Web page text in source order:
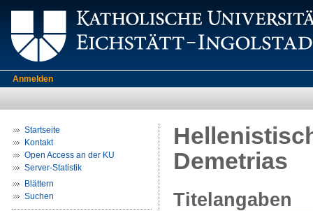
Anmelden
Startseite
Kontakt
Open Access an der KU
Server-Statistik
Blättern
Suchen
Demetrias
Titelangaben